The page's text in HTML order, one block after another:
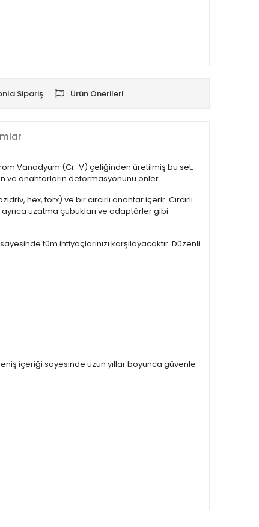
Sipariş Ürün Önerileri
Vanadyum (Cr-V) çeliğinden üretilmiş bu set,
ve anahtarların deformasyonunu önler.
hex, torx) ve bir cırcırlı anahtar içerir. Cırcırlı
uzatma çubukları ve adaptörler gibi
tüm ihtiyaçlarınızı karşılayacaktır. Düzenli
içeriği sayesinde uzun yıllar boyunca güvenle